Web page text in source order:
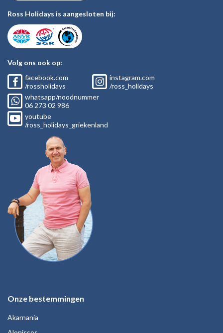
Ross Holidays is aangesloten bij:
Volg ons ook op:
facebook.com
/rossholidays
instagram.com
/ross_holidays
whatsapp/noodnummer
06 273 02 986
youtube
/ross_holidays_griekenland
Onze bestemmingen
Akarnania